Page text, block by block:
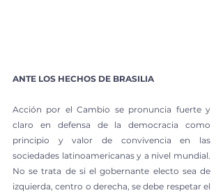
ANTE LOS HECHOS DE BRASILIA
Acción por el Cambio se pronuncia fuerte y
claro en defensa de la democracia como
principio y valor de convivencia en las
sociedades latinoamericanas y a nivel mundial.
No se trata de si el gobernante electo sea de
izquierda, centro o derecha, se debe respetar el